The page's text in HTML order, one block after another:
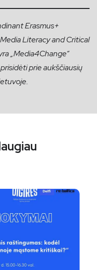
Erasmus+
Literacy and Critical
„Media4Change“
prie aukščiausių